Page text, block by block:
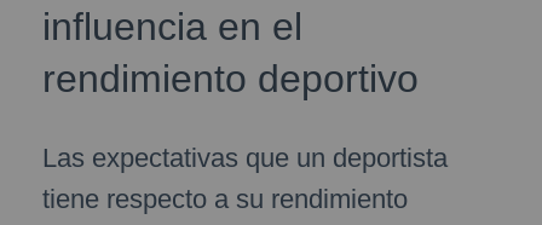
influencia en el
rendimiento deportivo
Las expectativas que un deportista
tiene respecto a su rendimiento